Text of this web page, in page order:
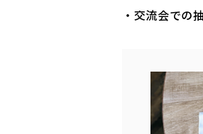
・交流会での